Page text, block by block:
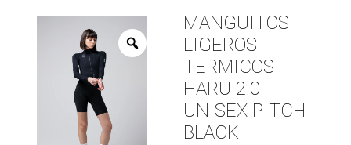
MANGUITOS
LIGEROS
TERMICOS
HARU 2.0
UNISEX PITCH
BLACK